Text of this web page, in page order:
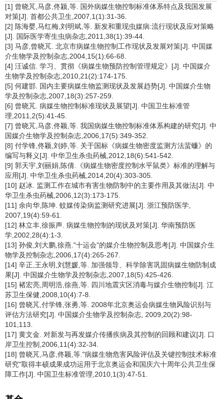
[1] 曾晓芃,马彦,佟颍,等. 国外病媒生物控制标准体系特点及我国发展
对策[J]. 首都公共卫生,2007,1(1):31-36.
[2] 陈海婴,马红梅,刘明斌,等. 新发和重现虫媒病:流行现状及应对策略
[J]. 国际医学寄生虫病杂志,2011,38(1):39-44.
[3] 马彦,曾晓芃. 北京市病媒生物控制工作现状及发展对策[J]. 中国媒
介生物学及控制杂志,2004,15(1):66-68.
[4] 汪诚信. 学习、贯彻《病媒生物预防控制管理规定》[J]. 中国媒介
生物学及控制杂志,2010,21(2):174-175.
[5] 何建邯. 国内主要病媒生物监测现状及发展趋势[J]. 中国媒介生物
学及控制杂志,2007,18(3):257-259.
[6] 曾晓芃. 病媒生物控制标准现状及展望[J]. 中国卫生标准管
理,2011,2(5):41-45.
[7] 曾晓芃,马彦,佟颖,等. 我国病媒生物控制标准体系构建的研究[J]. 中
国媒介生物学及控制杂志,2006,17(5):349-352.
[8] 付学锋,佟颖,刘婷,等. 关于国标《病媒生物密度监测方法蜚蠊》的
编写与释义[J]. 中华卫生杀虫药械,2012,18(6):541-542.
[9] 郭天宇,刘丽娟,陈倩.《病媒生物密度控制水平鼠类》标准的理解与
应用[J]. 中华卫生杀虫药械,2014,20(4):303-305.
[10] 赵冰. 监测工作在城市有害生物防制中的主要作用及其做法[J]. 中
华卫生杀虫药械,2006,12(3):173-175.
[11] 余向华,陈坤. 蚊媒传染病监测研究进展[J]. 浙江预防医学,
2007,19(4):59-61.
[12] 林立丰,徐振声. 病媒生物控制的现状及对策[J]. 华南预防医
学,2002,28(4):1-3.
[13] 孙俊,刘大鹏,徐燕."十运会"的媒介生物控制及思考[J]. 中国媒介生
物学及控制杂志,2006,17(4):265-267.
[14] 辛正,王永明,刘慧媛,等. 加强领导、科学除害巩固病媒生物防制成
果[J]. 中国媒介生物学及控制杂志,2007,18(5):425-426.
[15] 褚宏亮,周明浩,徐燕,等. 四川地震灾区消毒与媒介生物控制[J]. 江
苏卫生保健,2008,10(4):7-8.
[16] 曾晓芃,付学锋,张勇,等. 2008年北京奥运会病媒生物风险识别与
评估方法研究[J]. 中国媒介生物学及控制杂志, 2009,20(2):98-
101,113.
[17] 黄文金. 对新发与再发媒介传播疾病及其控制的回顾和建议[J]. 口
岸卫生控制,2006,11(4):32-34.
[18] 曾晓芃,马彦,佟颖,等."病媒生物危害风险评估及关键控制技术标准
研究"取得丰硕成果成功运用于北京奥运会和国庆六十周年公共卫生保
障工作[J]. 中国卫生标准管理,2010,1(3):47-51.